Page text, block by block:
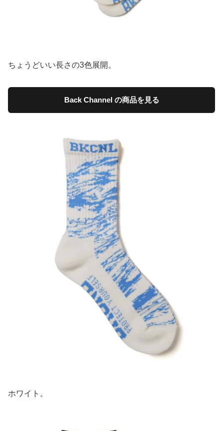
ちょうどいい長さの3色展開。
Back Channel の商品を見る
ホワイト。